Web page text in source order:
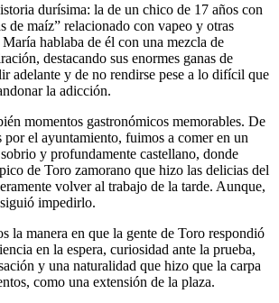
durísima: la de un chico de 17 años con
de maíz” relacionado con vapeo y otras
hablaba de él con una mezcla de
destacando sus enormes ganas de
adelante y de no rendirse pese a lo difícil que
la adicción.
momentos gastronómicos memorables. De
por el ayuntamiento, fuimos a comer en un
y profundamente castellano, donde
de Toro zamorano que hizo las delicias del
volver al trabajo de la tarde. Aunque,
impedirlo.
la manera en que la gente de Toro respondió
en la espera, curiosidad ante la prueba,
y una naturalidad que hizo que la carpa
como una extensión de la plaza.